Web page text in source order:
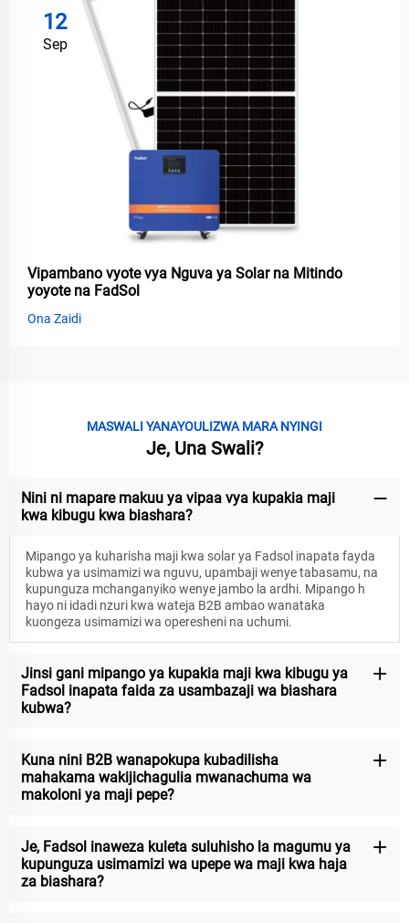
12
Sep
Vipambano vyote vya Nguva ya Solar na Mitindo
yoyote na FadSol
Ona Zaidi
MASWALI YANAYOULIZWA MARA NYINGI
Je, Una Swali?
Nini ni mapare makuu ya vipaa vya kupakia maji
kwa kibugu kwa biashara?
Mipango ya kuharisha maji kwa solar ya Fadsol inapata fayda
kubwa ya usimamizi wa nguvu, upambaji wenye tabasamu, na
kupunguza mchanganyiko wenye jambo la ardhi. Mipango h
hayo ni idadi nzuri kwa wateja B2B ambao wanataka
kuongeza usimamizi wa operesheni na uchumi.
Jinsi gani mipango ya kupakia maji kwa kibugu ya
Fadsol inapata faida za usambazaji wa biashara
kubwa?
Kuna nini B2B wanapokupa kubadilisha
mahakama wakijichagulia mwanachuma wa
makoloni ya maji pepe?
Je, Fadsol inaweza kuleta suluhisho la magumu ya
kupunguza usimamizi wa upepe wa maji kwa haja
za biashara?